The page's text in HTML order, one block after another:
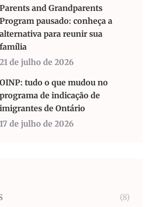
Parents and Grandparents
Program pausado: conheça a
alternativa para reunir sua
família
21 de julho de 2026
OINP: tudo o que mudou no
programa de indicação de
imigrantes de Ontário
17 de julho de 2026
(8)